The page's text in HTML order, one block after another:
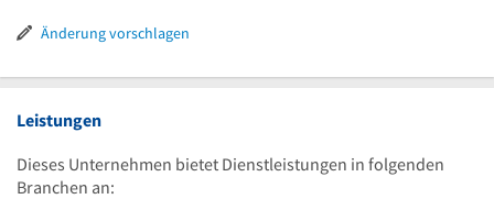
Uhr
12
bis
Uhr
Änderung vorschlagen
Leistungen
Dieses Unternehmen bietet Dienstleistungen in folgenden
Branchen an: